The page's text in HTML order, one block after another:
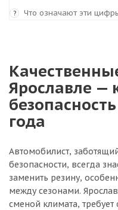
? Что означают эти
Ярославле —
года
Автомобилист,
безопасности, всегда
заменить резину,
между сезонами.
сменой климата,